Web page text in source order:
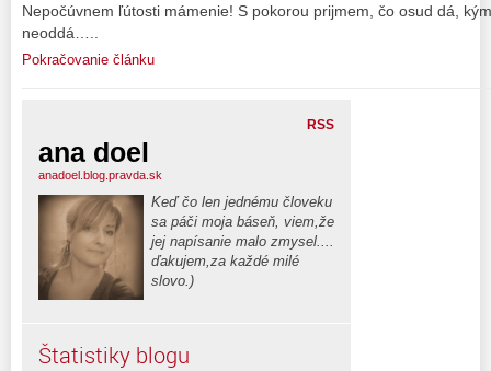
Nepočúvnem ľútosti mámenie! S pokorou prijmem, čo osud dá,
neoddá…..
Pokračovanie článku
RSS
ana doel
anadoel.blog.pravda.sk
Keď čo len jednému človeku
sa páči moja báseň, viem,že
jej napísanie malo zmysel....
ďakujem,za každé milé
slovo.)
Štatistiky blogu